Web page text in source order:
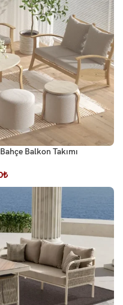
Balkon Takımı
₺